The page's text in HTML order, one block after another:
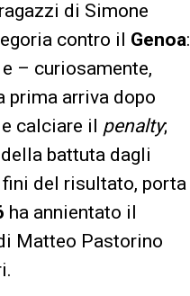
di Simone
contro il Genoa:
e – curiosamente,
prima arriva dopo
calciare il penalty;
battuta dagli
fini del risultato, porta
ha annientato il
Matteo Pastorino